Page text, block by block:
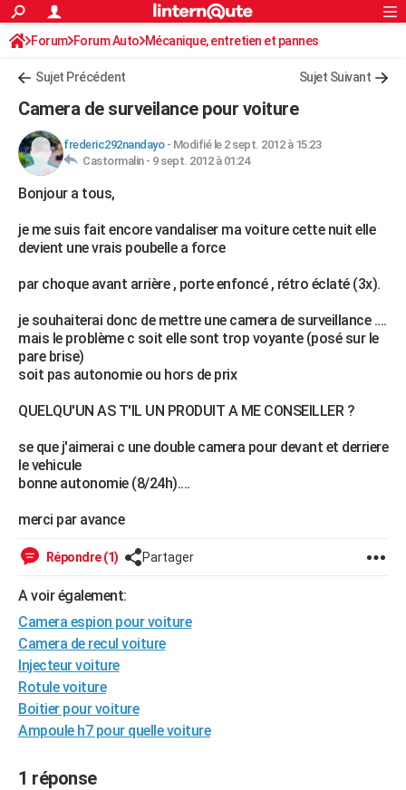
ACTUALITÉS
Politique
Société
Faits Divers
Education
Monde
Villes
+
FINANCE
Retraite
Impôts
Epargne
Immobilier
Risques naturels par ville
Banque
Assurance
Crédit
AUTO
Essais
Réserver un essai
Citadines
Berlines
SUV
Forum auto
+HIGH-TECH
Mobiles
Meilleur smartphone
Internet
Ordinateurs
Jeux vidéo
Guide high-tech
+BRICOLAGE
Forum
Aménagement intérieur
Extérieur
Salle de bains
Jardinage
Rangement
WEEK-END
Guides de France
Escapades
Patrimoine
Expositions
Musées
Week-end nature
+LIFESTYLE
Art de vivre
Bien-être
Loisirs
Modes de vie
SANTE
Alimentation
Guide de la santé
Maladies
Médicaments
Sommeil
GUIDES D'ACHAT
Carte de Noël
Carte Bonne année
Carte Saint-Valentin
Carte Pâques
Carte d'anniversaire
Dictionnaire
Biographies
Expressions
Proverbes
COPAINS D'AVANT
S'inscrire
Se connecter
Lycées
Collèges
Primaires
Universités
Entreprises
Service militaire
Avis de recherche
AVIS DE DÉCÈS
Rechercher
S'inscrire
Connexion
Forum Forum Auto Mécanique, entretien et pannes
Autoradio / Système embarqué, CB
Sujet Précédent Sujet Suivant
Camera de surveilance pour voiture
frederic292nandayo- Modifié le 2 sept. 2012 à 15:23
Castormalin - 9 sept. 2012 à 01:24
Bonjour a tous,
je me suis fait encore vandaliser ma voiture cette nuit elle
devient une vrais poubelle a force
par choque avant arrière , porte enfoncé , rétro éclaté (3x).
je souhaiterai donc de mettre une camera de surveillance ....
mais le problème c soit elle sont trop voyante (posé sur le
pare brise)
soit pas autonomie ou hors de prix
QUELQU'UN AS T'IL UN PRODUIT A ME CONSEILLER ?
se que j'aimerai c une double camera pour devant et derriere
le vehicule
bonne autonomie (8/24h)....
merci par avance
Répondre (1) Partager
A voir également:
Camera espion pour voiture
Camera de recul voiture
Injecteur voiture
Rotule voiture
Boitier pour voiture
Ampoule h7 pour quelle voiture
1 réponse